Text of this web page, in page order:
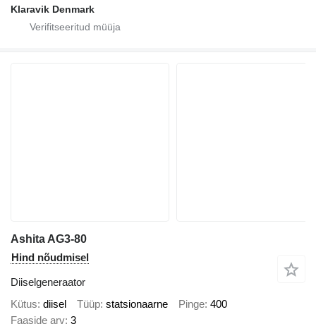
Klaravik Denmark
Ashita AG3-80
Hind nõudmisel
Diiselgeneraator
Kütus diisel Tüüp statsionaarne Pinge 400
Faaside arv 3